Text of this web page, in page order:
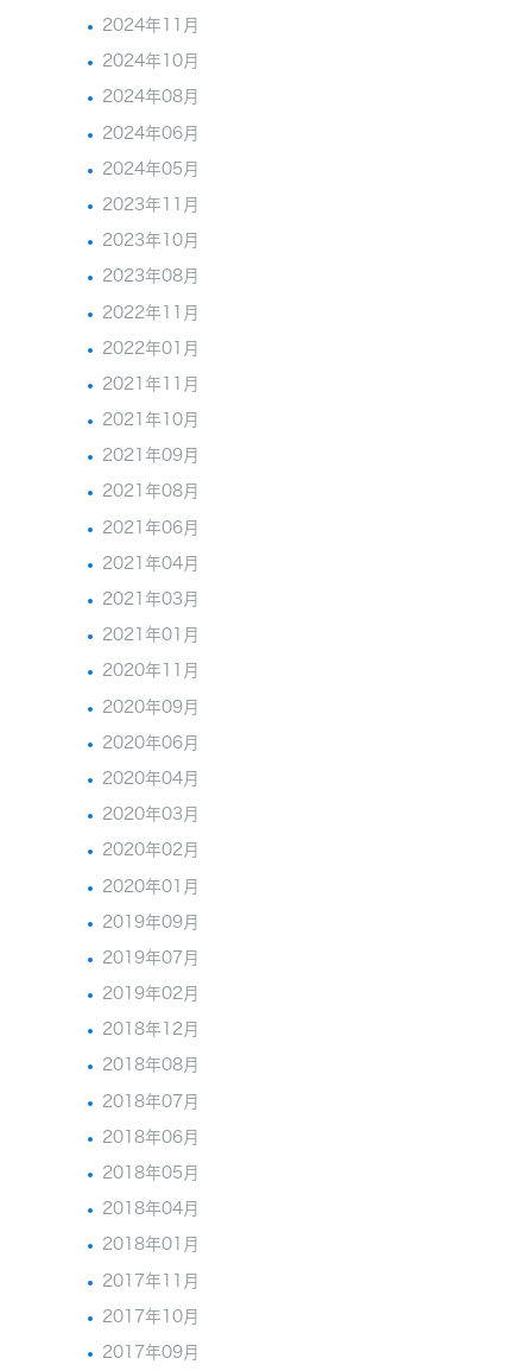
2024年11月
2024年10月
2024年08月
2024年06月
2024年05月
2023年11月
2023年10月
2023年08月
2022年11月
2022年01月
2021年11月
2021年10月
2021年09月
2021年08月
2021年06月
2021年04月
2021年03月
2021年01月
2020年11月
2020年09月
2020年06月
2020年04月
2020年03月
2020年02月
2020年01月
2019年09月
2019年07月
2019年02月
2018年12月
2018年08月
2018年07月
2018年06月
2018年05月
2018年04月
2018年01月
2017年11月
2017年10月
2017年09月